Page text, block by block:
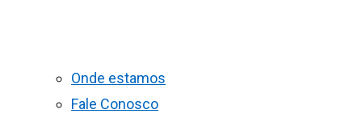
Onde estamos
Fale Conosco